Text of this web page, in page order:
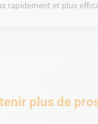
rapidement et plus
plus de